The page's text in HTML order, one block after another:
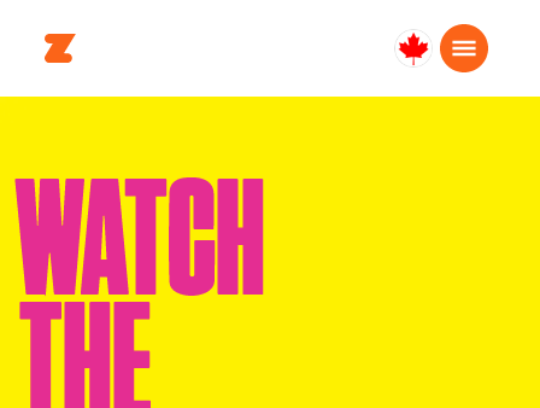
Canada
Français